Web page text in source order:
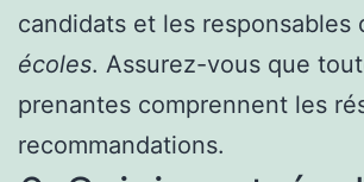
candidats et les responsables
écoles. Assurez-vous que
prenantes comprennent les
recommandations.